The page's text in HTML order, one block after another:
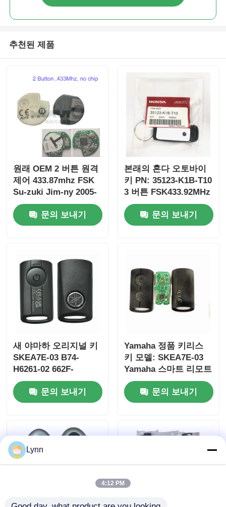
홈
동영상
추천된 제품
원래 OEM 2 버튼 원격
제어 433.87mhz FSK
Su-zuki Jim-ny 2005-
2017 칩 없음 37182-A7
도매 MOQ 50pcs 전용
제어
문의 보내기
본래의 혼다 오토바이
키 PN: 35123-K1B-T10
3 버튼 FSK433.92MHz
ID47chip 원격 자동차
키
문의 보내기
새 야마하 오리지널 키
SKEA7E-03 B74-
H6261-02 662F-
SKEA7D03
문의 보내기
Yamaha 정품 키리스
키 모델: SKEA7E-03
Yamaha 스마트 리모트
키 B74-H6261-
02/662F-SKEA7D03용
문의 보내기
Lynn
4:12 PM